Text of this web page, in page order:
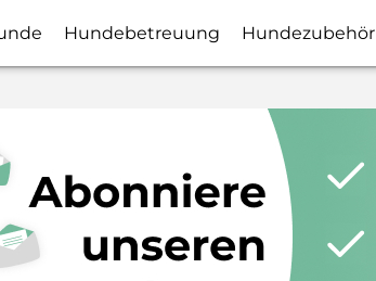
Hundebetreuung Hundezubehör